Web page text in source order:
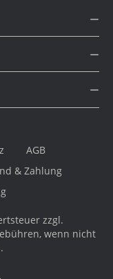
AGB
& Zahlung
zzgl.
wenn nicht